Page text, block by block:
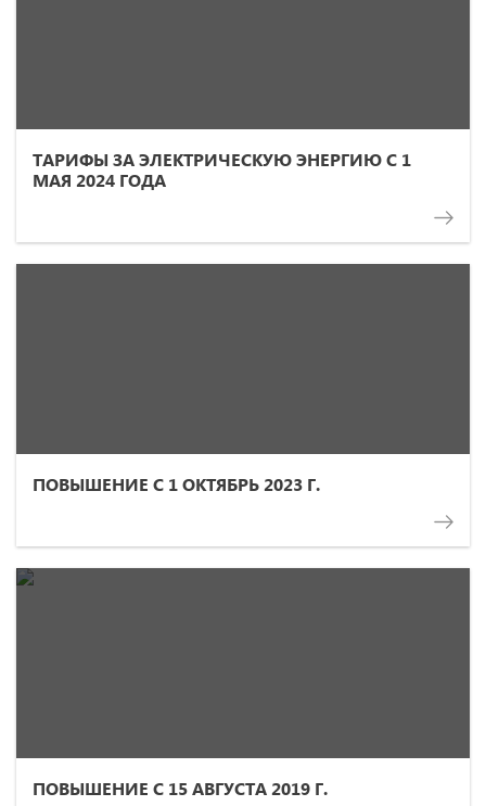
ТАРИФЫ ЗА ЭЛЕКТРИЧЕСКУЮ ЭНЕРГИЮ С 1
МАЯ 2024 ГОДА
ПОВЫШЕНИЕ С 1 ОКТЯБРЬ 2023 Г.
ПОВЫШЕНИЕ С 15 АВГУСТА 2019 Г.